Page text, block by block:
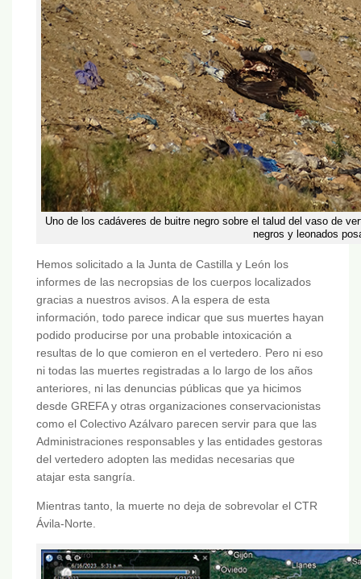
Uno de los cadáveres de buitre negro sobre el talud del vaso de
negros y leonados
Hemos solicitado a la Junta de Castilla y León los
informes de las necropsias de los cuerpos localizados
gracias a nuestros avisos. A la espera de esta
información, todo parece indicar que sus muertes hayan
podido producirse por una probable intoxicación a
resultas de lo que comieron en el vertedero. Pero ni eso
ni todas las muertes registradas a lo largo de los años
anteriores, ni las denuncias públicas que ya hicimos
desde GREFA y otras organizaciones conservacionistas
como el Colectivo Azálvaro parecen servir para que las
Administraciones responsables y las entidades gestoras
del vertedero adopten las medidas necesarias que
atajar esta sangría.
Mientras tanto, la muerte no deja de sobrevolar el CTR
Ávila-Norte.